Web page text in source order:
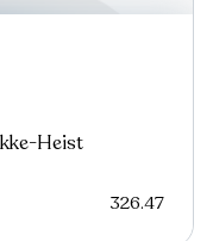
Heist
326.47